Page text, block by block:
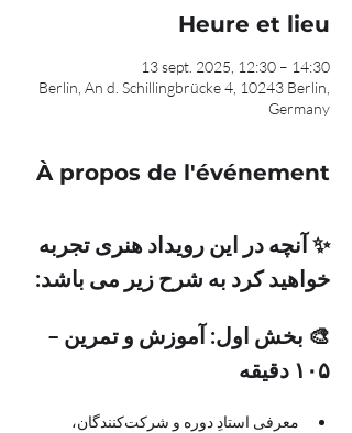
Heure et lieu
13 sept. 2025, 12:30 – 14:30
Berlin, An d. Schillingbrücke 4, 10243 Berlin,
Germany
À propos de l'événement
✨ آنچه در این رویداد هنری تجربه
خواهید کرد به شرح زیر می باشد:
🎨 بخش اول: آموزش و تمرین –
۱۰۵ دقیقه
معرفی استادِ دوره و شرکت‌کنندگان،